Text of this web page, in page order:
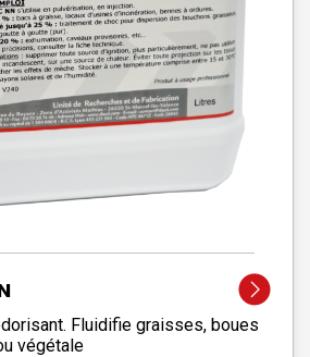
Fluidifie graisses, boues
végétale